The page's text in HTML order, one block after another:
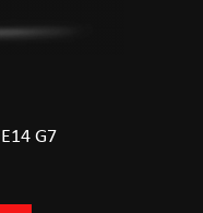
G7